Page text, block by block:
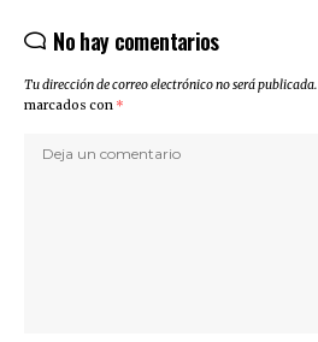
No hay comentarios
Tu dirección de correo electrónico no será publicada.
marcados con *